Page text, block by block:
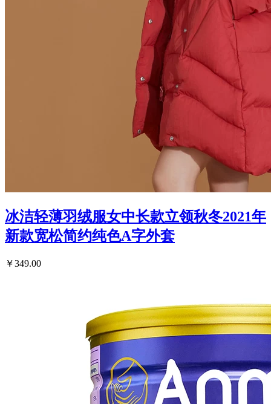
冰洁轻薄羽绒服女中长款立领秋冬2021年
新款宽松简约纯色A字外套
￥349.00